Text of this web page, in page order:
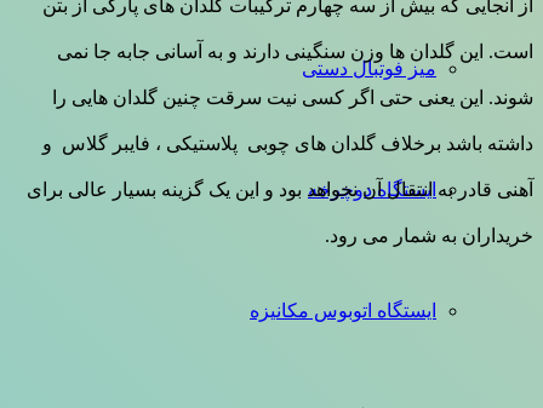
میز فوتبال دستی
ایستگاه دوچرخه
ایستگاه اتوبوس مکانیزه
از آنجایی که بیش از سه چهارم ترکیبات گلدان های پارکی از بتن
است. این گلدان ها وزن سنگینی دارند و به آسانی جابه جا نمی
شوند. این یعنی حتی اگر کسی نیت سرقت چنین گلدان هایی را
داشته باشد برخلاف گلدان های چوبی پلاستیکی ، فایبر گلاس و
آهنی قادر به انتقال آن نخواهد بود و این یک گزینه بسیار عالی برای
خریداران به شمار می رود.